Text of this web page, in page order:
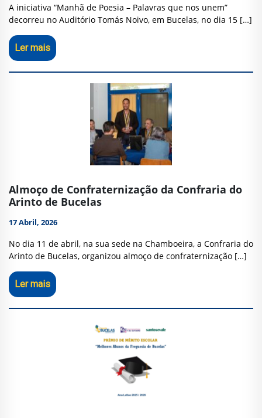
A iniciativa “Manhã de Poesia – Palavras que nos unem”
decorreu no Auditório Tomás Noivo, em Bucelas, no dia 15 […]
Ler mais
Almoço de Confraternização da Confraria do
Arinto de Bucelas
17 Abril, 2026
No dia 11 de abril, na sua sede na Chamboeira, a Confraria do
Arinto de Bucelas, organizou almoço de confraternização […]
Ler mais